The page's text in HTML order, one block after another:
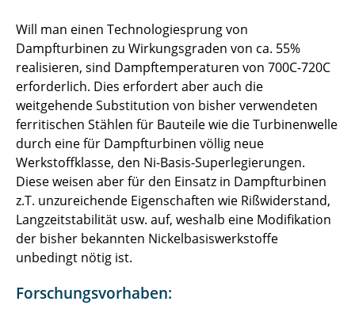
Wärmedämmschichten
Umformen metallischer Nanopartikel
Einkristalline Ni-Legierungen
Lötverfahren
EU-Projekt Mamina
Dämpfung von Metallschäumen
Metallische Gläser
Oberflaechenbeh. von Ni-Legierungen
Will man einen Technologiesprung von
Dampfturbinen zu Wirkungsgraden von ca. 55%
realisieren, sind Dampftemperaturen von 700C-720C
erforderlich. Dies erfordert aber auch die
weitgehende Substitution von bisher verwendeten
ferritischen Stählen für Bauteile wie die Turbinenwelle
durch eine für Dampfturbinen völlig neue
Werkstoffklasse, den Ni-Basis-Superlegierungen.
Diese weisen aber für den Einsatz in Dampfturbinen
z.T. unzureichende Eigenschaften wie Rißwiderstand,
Langzeitstabilität usw. auf, weshalb eine Modifikation
der bisher bekannten Nickelbasiswerkstoffe
unbedingt nötig ist.
Forschungsvorhaben: